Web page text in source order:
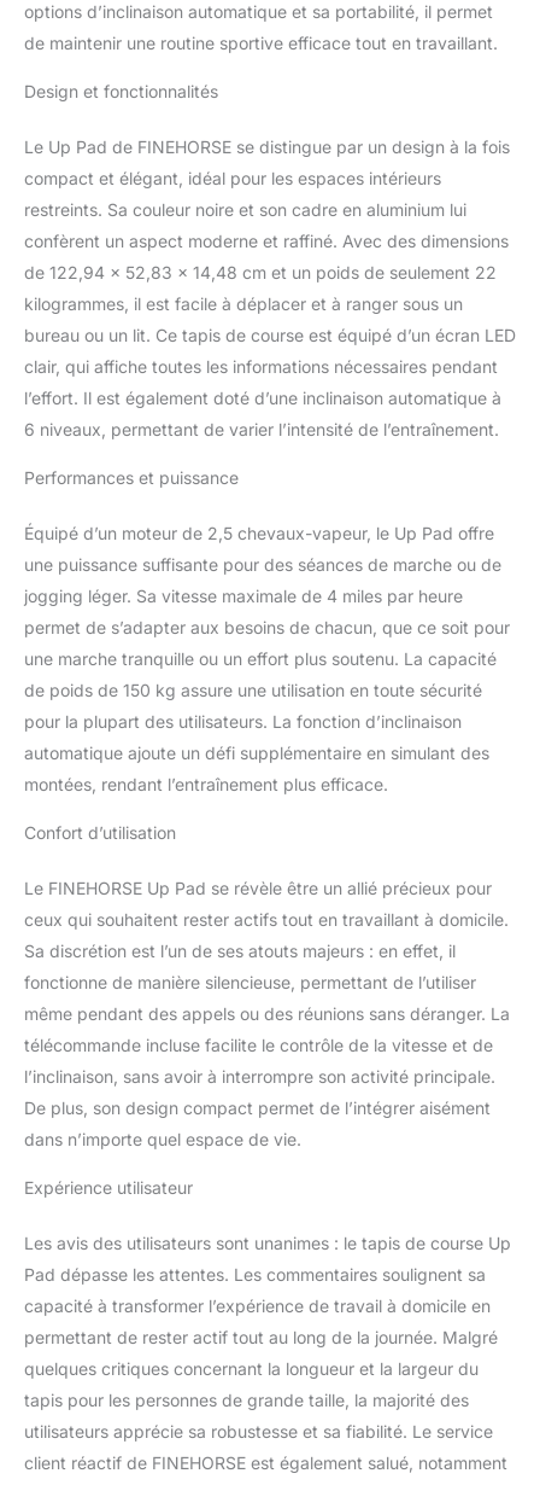
options d’inclinaison automatique et sa portabilité, il permet
de maintenir une routine sportive efficace tout en travaillant.
Design et fonctionnalités
Le Up Pad de FINEHORSE se distingue par un design à la fois
compact et élégant, idéal pour les espaces intérieurs
restreints. Sa couleur noire et son cadre en aluminium lui
confèrent un aspect moderne et raffiné. Avec des dimensions
de 122,94 x 52,83 x 14,48 cm et un poids de seulement 22
kilogrammes, il est facile à déplacer et à ranger sous un
bureau ou un lit. Ce tapis de course est équipé d’un écran LED
clair, qui affiche toutes les informations nécessaires pendant
l’effort. Il est également doté d’une inclinaison automatique à
6 niveaux, permettant de varier l’intensité de l’entraînement.
Performances et puissance
Équipé d’un moteur de 2,5 chevaux-vapeur, le Up Pad offre
une puissance suffisante pour des séances de marche ou de
jogging léger. Sa vitesse maximale de 4 miles par heure
permet de s’adapter aux besoins de chacun, que ce soit pour
une marche tranquille ou un effort plus soutenu. La capacité
de poids de 150 kg assure une utilisation en toute sécurité
pour la plupart des utilisateurs. La fonction d’inclinaison
automatique ajoute un défi supplémentaire en simulant des
montées, rendant l’entraînement plus efficace.
Confort d’utilisation
Le FINEHORSE Up Pad se révèle être un allié précieux pour
ceux qui souhaitent rester actifs tout en travaillant à domicile.
Sa discrétion est l’un de ses atouts majeurs : en effet, il
fonctionne de manière silencieuse, permettant de l’utiliser
même pendant des appels ou des réunions sans déranger. La
télécommande incluse facilite le contrôle de la vitesse et de
l’inclinaison, sans avoir à interrompre son activité principale.
De plus, son design compact permet de l’intégrer aisément
dans n’importe quel espace de vie.
Expérience utilisateur
Les avis des utilisateurs sont unanimes : le tapis de course Up
Pad dépasse les attentes. Les commentaires soulignent sa
capacité à transformer l’expérience de travail à domicile en
permettant de rester actif tout au long de la journée. Malgré
quelques critiques concernant la longueur et la largeur du
tapis pour les personnes de grande taille, la majorité des
utilisateurs apprécie sa robustesse et sa fiabilité. Le service
client réactif de FINEHORSE est également salué, notamment